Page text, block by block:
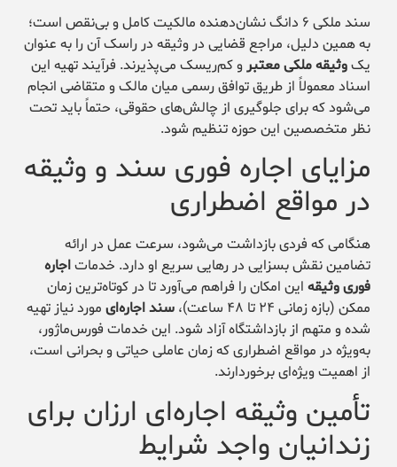
سند ملکی ۶ دانگ نشان‌دهنده مالکیت کامل و بی‌نقص است؛
به همین دلیل، مراجع قضایی در وثیقه در راسک آن را به عنوان
یکوثیقه ملکی معتبرو کم‌ریسک می‌پذیرند. فرآیند تهیه این
اسناد معمولاً از طریق توافق رسمی میان مالک و متقاضی انجام
می‌شود که برای جلوگیری از چالش‌های حقوقی، حتماً باید تحت
نظر متخصصین این حوزه تنظیم شود.
مزایای اجاره فوری سند و وثیقه
در مواقع اضطراری
هنگامی که فردی بازداشت می‌شود، سرعت عمل در ارائه
تضامین نقش بسزایی در رهایی سریع او دارد. خدماتاجاره
فوری وثیقه این امکان را فراهم می‌آورد تا در کوتاه‌ترین زمان
ممکن (بازه زمانی ۲۴ تا ۴۸ ساعت)،
سند اجاره‌ای مورد نیاز تهیه
شده و متهم از بازداشتگاه آزاد شود. این خدمات فورس‌ماژور،
به‌ویژه در مواقع اضطراری که زمان عاملی حیاتی و بحرانی است،
از اهمیت ویژه‌ای برخوردارند.
تأمین وثیقه اجاره‌ای ارزان برای
زندانیان واجد شرایط